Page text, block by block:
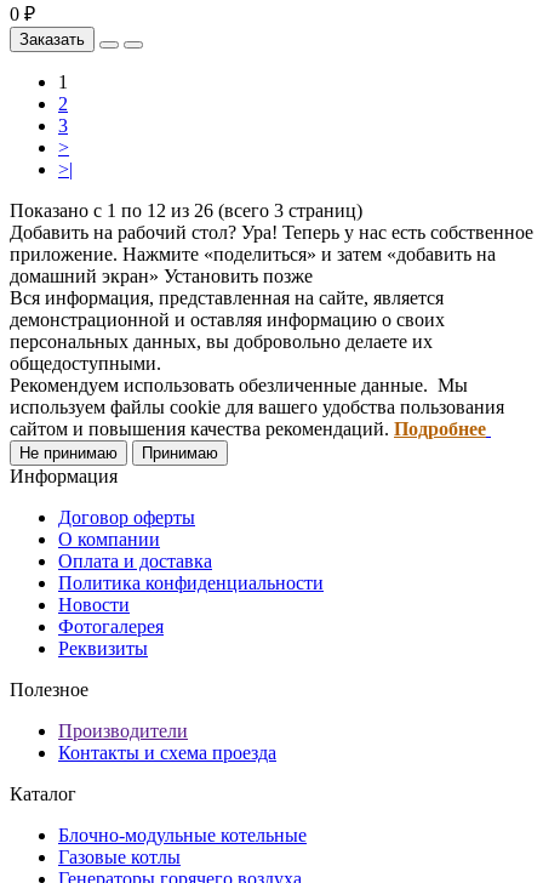
0 ₽
Заказать
1
2
3
>
>|
Показано с 1 по 12 из 26 (всего 3 страниц)
Добавить на рабочий стол? Ура! Теперь у нас есть собственное
приложение. Нажмите «поделиться» и затем «добавить на
домашний экран» Установить позже
Вся информация, представленная на сайте, является
демонстрационной и оставляя информацию о своих
персональных данных, вы добровольно делаете их
общедоступными.
Рекомендуем использовать обезличенные данные. Мы
используем файлы cookie для вашего удобства пользования
сайтом и повышения качества рекомендаций. Подробнее
Не принимаю Принимаю
Информация
Договор оферты
О компании
Оплата и доставка
Политика конфиденциальности
Новости
Фотогалерея
Реквизиты
Полезное
Производители
Контакты и схема проезда
Каталог
Блочно-модульные котельные
Газовые котлы
Генераторы горячего воздуха